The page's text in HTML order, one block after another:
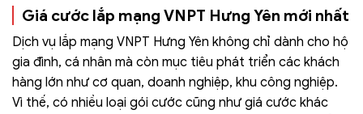
Giá cước lắp mạng VNPT Hưng Yên mới nhất
Dịch vụ lắp mạng VNPT Hưng Yên không chỉ dành cho hộ
gia đình, cá nhân mà còn mục tiêu phát triển các khách
hàng lớn như cơ quan, doanh nghiệp, khu công nghiệp.
Vì thế, có nhiều loại gói cước cũng như giá cước khác